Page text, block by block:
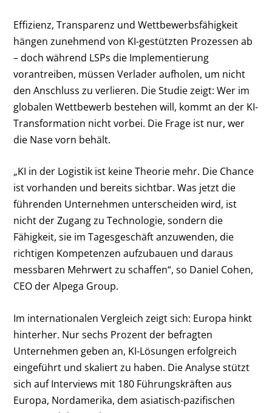
Effizienz, Transparenz und Wettbewerbsfähigkeit
hängen zunehmend von KI-gestützten Prozessen ab
– doch während LSPs die Implementierung
vorantreiben, müssen Verlader aufholen, um nicht
den Anschluss zu verlieren. Die Studie zeigt: Wer im
globalen Wettbewerb bestehen will, kommt an der KI-
Transformation nicht vorbei. Die Frage ist nur, wer
die Nase vorn behält.
„KI in der Logistik ist keine Theorie mehr. Die Chance
ist vorhanden und bereits sichtbar. Was jetzt die
führenden Unternehmen unterscheiden wird, ist
nicht der Zugang zu Technologie, sondern die
Fähigkeit, sie im Tagesgeschäft anzuwenden, die
richtigen Kompetenzen aufzubauen und daraus
messbaren Mehrwert zu schaffen“, so Daniel Cohen,
CEO der Alpega Group.
Im internationalen Vergleich zeigt sich: Europa hinkt
hinterher. Nur sechs Prozent der befragten
Unternehmen geben an, KI-Lösungen erfolgreich
eingeführt und skaliert zu haben. Die Analyse stützt
sich auf Interviews mit 180 Führungskräften aus
Europa, Nordamerika, dem asiatisch-pazifischen